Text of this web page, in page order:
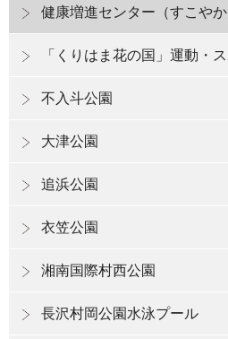
健康増進センター（すこやか
「くりはま花の国」運動・
不入斗公園
大津公園
追浜公園
衣笠公園
湘南国際村西公園
長沢村岡公園水泳プール